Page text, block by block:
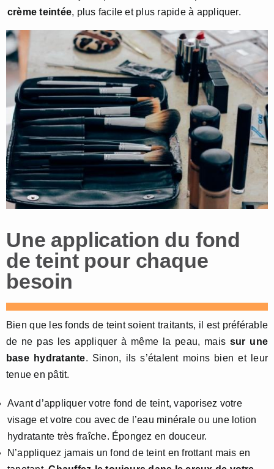
crème teintée, plus facile et plus rapide à appliquer.
Une application du fond
de teint pour chaque
besoin
Bien que les fonds de teint soient traitants, il est préférable
de ne pas les appliquer à même la peau, mais sur une
base hydratante. Sinon, ils s’étalent moins bien et leur
tenue en pâtit.
Avant d’appliquer votre fond de teint, vaporisez votre
visage et votre cou avec de l’eau minérale ou une lotion
hydratante très fraîche. Épongez en douceur.
N’appliquez jamais un fond de teint en frottant mais en